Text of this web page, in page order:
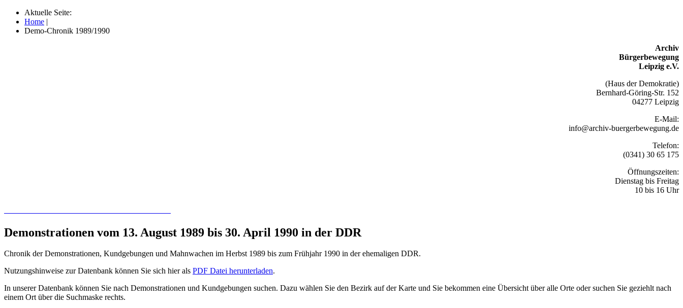
Aktuelle Seite:
Home |
Demo-Chronik 1989/1990
Archiv
Bürgerbewegung
Leipzig e.V.
(Haus der Demokratie)
Bernhard-Göring-Str. 152
04277 Leipzig
E-Mail:
info@archiv-buergerbewegung.de
Telefon:
(0341) 30 65 175
Öffnungszeiten:
Dienstag bis Freitag
10 bis 16 Uhr
Demonstrationen vom 13. August 1989 bis 30. April 1990 in der DDR
Chronik der Demonstrationen, Kundgebungen und Mahnwachen im Herbst 1989 bis zum Frühjahr 1990 in der ehemaligen DDR.
Nutzungshinweise zur Datenbank können Sie sich hier als PDF Datei herunterladen.
In unserer Datenbank können Sie nach Demonstrationen und Kundgebungen suchen. Dazu wählen Sie den Bezirk auf der Karte und Sie bekommen eine Übersicht über alle Orte oder suchen Sie geziehlt nach
einem Ort über die Suchmaske rechts.